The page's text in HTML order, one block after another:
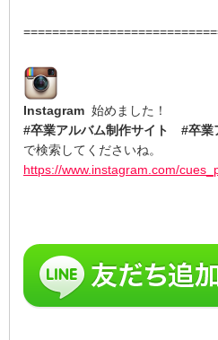
Instagram 始めました！
#卒業アルバム制作サイト #卒
で検索してくださいね。
https://www.instagram.com/